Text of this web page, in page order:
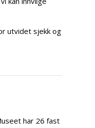
utvidet sjekk og
har 26 fast